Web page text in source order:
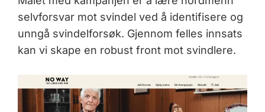
selvforsvar mot svindel ved å identifisere og
unngå svindelforsøk. Gjennom felles innsats
kan vi skape en robust front mot svindlere.